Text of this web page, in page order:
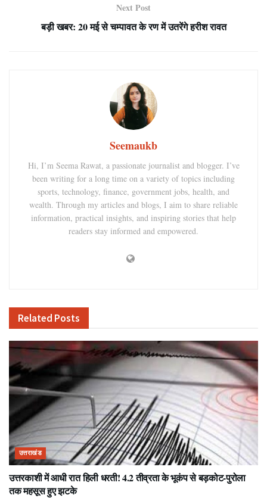
Next Post
बड़ी खबर: 20 मई से चम्पावत के रण में उतरेंगे हरीश रावत
Seemaukb
Hi, I’m Seema Rawat, a passionate journalist and blogger. I’ve
been writing for a long time on a variety of topics including
sports, technology, finance, government jobs, health, and
wealth. Through my articles and blogs, I aim to share reliable
information, practical insights, and inspiring stories that help
readers stay informed and empowered.
Related Posts
उत्तराखंड
उत्तरकाशी में आधी रात हिली धरती! 4.2 तीव्रता के भूकंप से बड़कोट-पुरोला
तक महसूस हुए झटके